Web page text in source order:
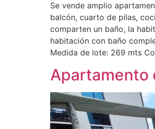
Se vende amplio
balcón, cuarto de pilas,
comparten un baño, la
habitación con baño
Medida de lote: 269 mts
Apartamento